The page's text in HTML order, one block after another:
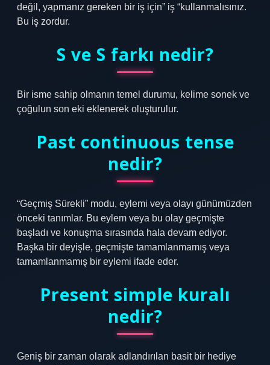
değil, yapmanız gereken bir iş için” iş “kullanmalısınız.
Bu iş zordur.
S ve S farkı nedir?
Bir isme sahip olmanın temel durumu, kelime sonek ve
çoğulun son eki eklenerek oluşturulur.
Past continuous tense
nedir?
“Geçmiş Sürekli” modu, eylemi veya olayı günümüzden
önceki tanımlar. Bu eylem veya bu olay geçmişte
başladı ve konuşma sırasında hala devam ediyor.
Başka bir deyişle, geçmişte tamamlanmamış veya
tamamlanmamış bir eylemi ifade eder.
Present simple kuralı
nedir?
Geniş bir zaman olarak adlandırılan basit bir hediye